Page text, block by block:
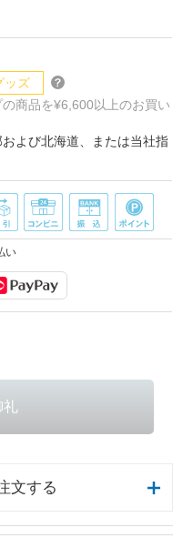
ッズ
の商品を¥6,600以上のお買い
よび北海道、または当社指
い
文する